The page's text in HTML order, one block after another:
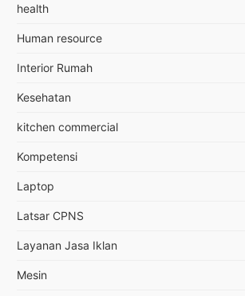
health
Human resource
Interior Rumah
Kesehatan
kitchen commercial
Kompetensi
Laptop
Latsar CPNS
Layanan Jasa Iklan
Mesin